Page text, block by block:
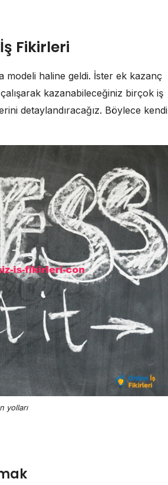
Fikirleri
modeli haline geldi. İster ek kazanç
kazanabileceğiniz birçok iş
detaylandıracağız. Böylece kendi
yolları